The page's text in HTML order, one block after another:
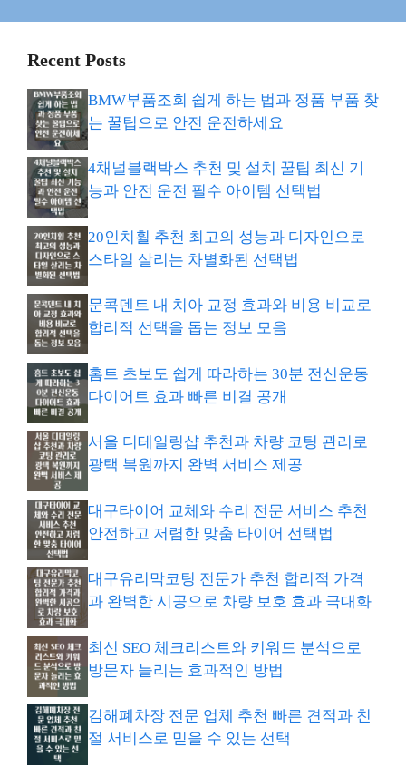
Recent Posts
BMW부품조회 쉽게 하는 법과 정품 부품 찾
는 꿀팁으로 안전 운전하세요
4채널블랙박스 추천 및 설치 꿀팁 최신 기
능과 안전 운전 필수 아이템 선택법
20인치휠 추천 최고의 성능과 디자인으로
스타일 살리는 차별화된 선택법
문콕덴트 내 치아 교정 효과와 비용 비교로
합리적 선택을 돕는 정보 모음
홈트 초보도 쉽게 따라하는 30분 전신운동
다이어트 효과 빠른 비결 공개
서울 디테일링샵 추천과 차량 코팅 관리로
광택 복원까지 완벽 서비스 제공
대구타이어 교체와 수리 전문 서비스 추천
안전하고 저렴한 맞춤 타이어 선택법
대구유리막코팅 전문가 추천 합리적 가격
과 완벽한 시공으로 차량 보호 효과 극대화
최신 SEO 체크리스트와 키워드 분석으로
방문자 늘리는 효과적인 방법
김해폐차장 전문 업체 추천 빠른 견적과 친
절 서비스로 믿을 수 있는 선택